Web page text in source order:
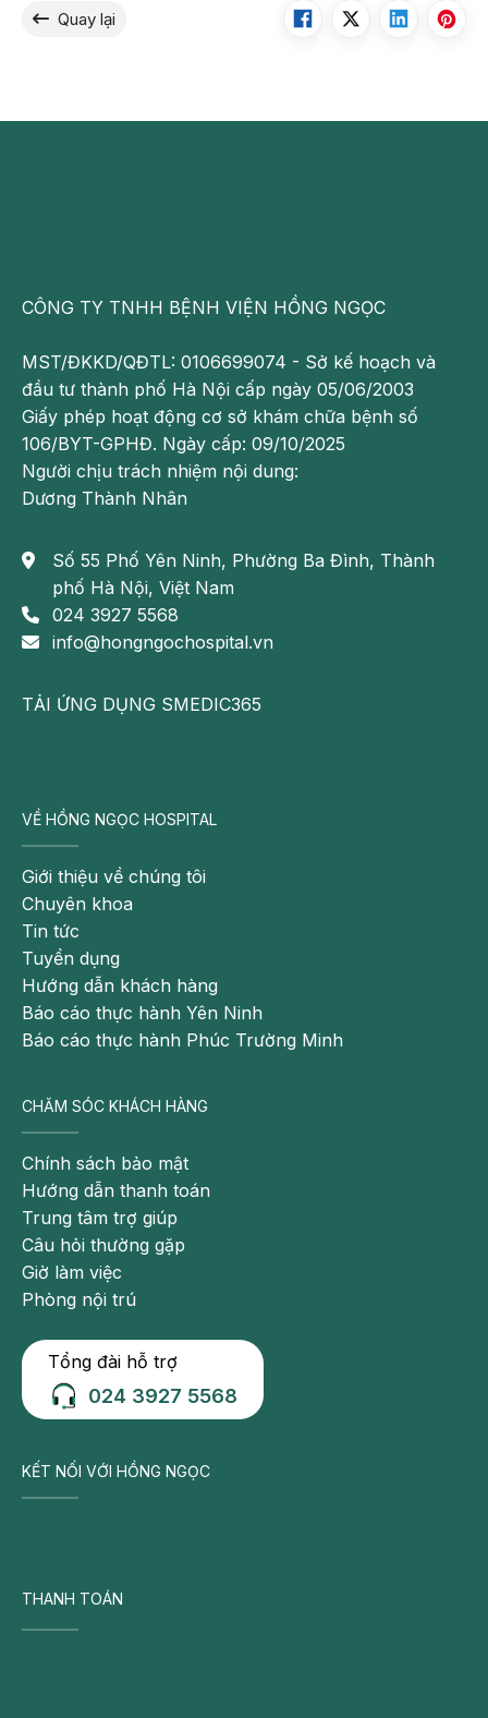
Quay lại
CÔNG TY TNHH BỆNH VIỆN HỒNG NGỌC
MST/ĐKKD/QĐTL: 0106699074 - Sở kế hoạch và
đầu tư thành phố Hà Nội cấp ngày 05/06/2003
Giấy phép hoạt động cơ sở khám chữa bệnh số
106/BYT-GPHĐ. Ngày cấp: 09/10/2025
Người chịu trách nhiệm nội dung:
Dương Thành Nhân
Số 55 Phố Yên Ninh, Phường Ba Đình, Thành
phố Hà Nội, Việt Nam
024 3927 5568
info@hongngochospital.vn
TẢI ỨNG DỤNG SMEDIC365
VỀ HỒNG NGỌC HOSPITAL
Giới thiệu về chúng tôi
Chuyên khoa
Tin tức
Tuyển dụng
Hướng dẫn khách hàng
Báo cáo thực hành Yên Ninh
Báo cáo thực hành Phúc Trường Minh
CHĂM SÓC KHÁCH HÀNG
Chính sách bảo mật
Hướng dẫn thanh toán
Trung tâm trợ giúp
Câu hỏi thường gặp
Giờ làm việc
Phòng nội trú
Tổng đài hỗ trợ
024 3927 5568
KẾT NỐI VỚI HỒNG NGỌC
THANH TOÁN